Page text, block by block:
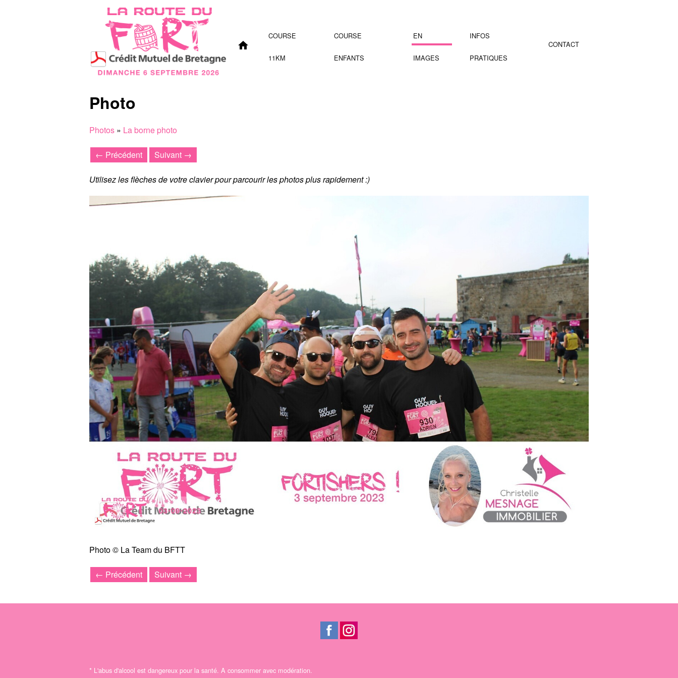
COURSE
11KM
COURSE
ENFANTS
EN
IMAGES
INFOS
PRATIQUES
CONTACT
Photo
Photos » La borne photo
← Précédent Suivant →
Utilisez les flèches de votre clavier pour parcourir les photos plus rapidement :)
Photo © La Team du BFTT
← Précédent Suivant →
* L'abus d'alcool est dangereux pour la santé. A consommer avec modération.